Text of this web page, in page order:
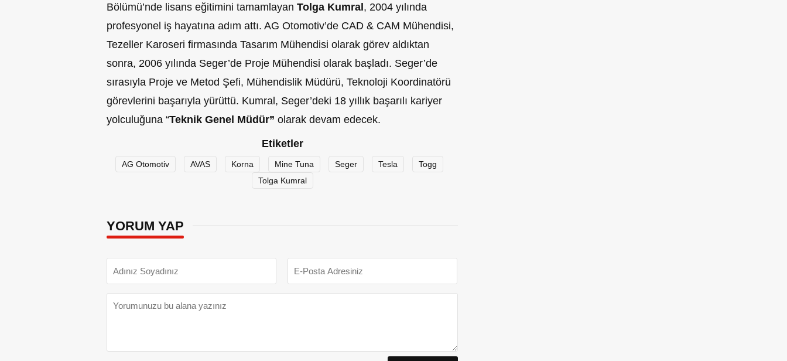
Bölümü’nde lisans eğitimini tamamlayan Tolga Kumral, 2004 yılında
profesyonel iş hayatına adım attı. AG Otomotiv’de CAD & CAM Mühendisi,
Tezeller Karoseri firmasında Tasarım Mühendisi olarak görev aldıktan
sonra, 2006 yılında Seger’de Proje Mühendisi olarak başladı. Seger’de
sırasıyla Proje ve Metod Şefi, Mühendislik Müdürü, Teknoloji Koordinatörü
görevlerini başarıyla yürüttü. Kumral, Seger’deki 18 yıllık başarılı kariyer
yolculuğuna “Teknik Genel Müdür” olarak devam edecek.
Etiketler
AG Otomotiv AVAS Korna Mine Tuna Seger Tesla
Togg
Tolga Kumral
YORUM YAP